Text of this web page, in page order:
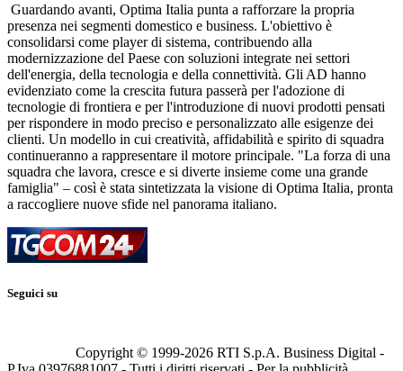
Guardando avanti, Optima Italia punta a rafforzare la propria
presenza nei segmenti domestico e business. L'obiettivo è
consolidarsi come player di sistema, contribuendo alla
modernizzazione del Paese con soluzioni integrate nei settori
dell'energia, della tecnologia e della connettività. Gli AD hanno
evidenziato come la crescita futura passerà per l'adozione di
tecnologie di frontiera e per l'introduzione di nuovi prodotti pensati
per rispondere in modo preciso e personalizzato alle esigenze dei
clienti. Un modello in cui creatività, affidabilità e spirito di squadra
continueranno a rappresentare il motore principale. "La forza di una
squadra che lavora, cresce e si diverte insieme come una grande
famiglia" – così è stata sintetizzata la visione di Optima Italia, pronta
a raccogliere nuove sfide nel panorama italiano.
Seguici su
Copyright © 1999-2026 RTI S.p.A. Business Digital -